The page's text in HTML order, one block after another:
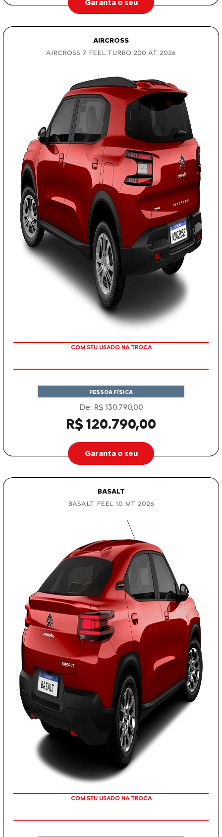
Garanta o seu
AIRCROSS
AIRCROSS 7 FEEL TURBO 200 AT 2026
TAXA ZERO
PESSOA FÍSICA
De: R$ 130.790,00
R$ 120.790,00
Garanta o seu
BASALT
BASALT FEEL 1.0 MT 2026
OU TAXA 0%